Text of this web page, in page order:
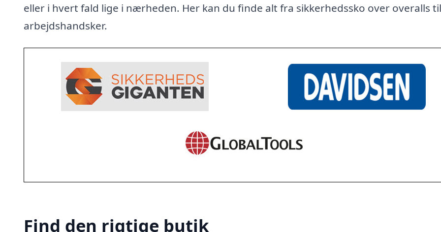
eller i hvert fald lige i nærheden. Her kan du finde alt fra sikkerhedssko over overalls til
arbejdshandsker.
Find den rigtige butik